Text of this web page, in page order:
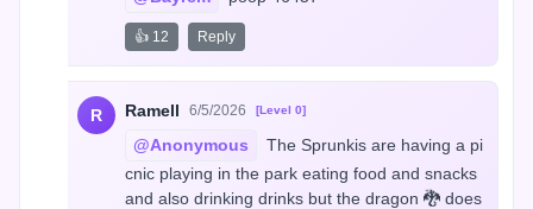
👍 12 Reply
R Ramell 6/5/2026 [Level 0]
@Anonymous
The Sprunkis are having a pi
cnic playing in the park eating food and snacks
and also drinking drinks but the dragon 🐉 does